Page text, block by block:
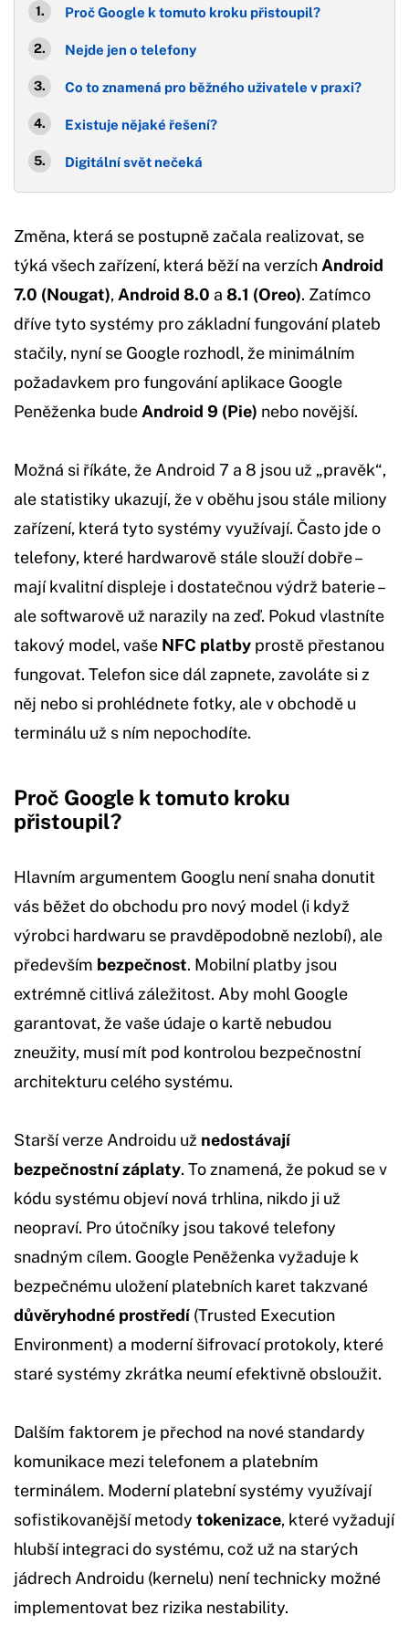
Proč Google k tomuto kroku přistoupil?
Nejde jen o telefony
Co to znamená pro běžného uživatele v praxi?
Existuje nějaké řešení?
Digitální svět nečeká
Změna, která se postupně začala realizovat, se
týká všech zařízení, která běží na verzíchAndroid
7.0 (Nougat),Android 8.0 a 8.1 (Oreo). Zatímco
dříve tyto systémy pro základní fungování plateb
stačily, nyní se Google rozhodl, že minimálním
požadavkem pro fungování aplikace Google
Peněženka budeAndroid 9 (Pie) nebo novější.
Možná si říkáte, že Android 7 a 8 jsou už „pravěk“,
ale statistiky ukazují, že v oběhu jsou stále miliony
zařízení, která tyto systémy využívají. Často jde o
telefony, které hardwarově stále slouží dobře –
mají kvalitní displeje i dostatečnou výdrž baterie –
ale softwarově už narazily na zeď. Pokud vlastníte
takový model, vaše NFC platby prostě přestanou
fungovat. Telefon sice dál zapnete, zavoláte si z
něj nebo si prohlédnete fotky, ale v obchodě u
terminálu už s ním nepochodíte.
Proč Google k tomuto kroku
přistoupil?
Hlavním argumentem Googlu není snaha donutit
vás běžet do obchodu pro nový model (i když
výrobci hardwaru se pravděpodobně nezlobí), ale
především bezpečnost. Mobilní platby jsou
extrémně citlivá záležitost. Aby mohl Google
garantovat, že vaše údaje o kartě nebudou
zneužity, musí mít pod kontrolou bezpečnostní
architekturu celého systému.
Starší verze Androidu už nedostávají
bezpečnostní záplaty. To znamená, že pokud se v
kódu systému objeví nová trhlina, nikdo ji už
neopraví. Pro útočníky jsou takové telefony
snadným cílem. Google Peněženka vyžaduje k
bezpečnému uložení platebních karet takzvané
důvěryhodné prostředí (Trusted Execution
Environment) a moderní šifrovací protokoly, které
staré systémy zkrátka neumí efektivně obsloužit.
Dalším faktorem je přechod na nové standardy
komunikace mezi telefonem a platebním
terminálem. Moderní platební systémy využívají
sofistikovanější metody tokenizace, které vyžadují
hlubší integraci do systému, což už na starých
jádrech Androidu (kernelu) není technicky možné
implementovat bez rizika nestability.